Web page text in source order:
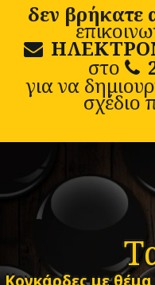
δεν βρήκατε
στο
για να
σχέδιο
Κονκάρδες με